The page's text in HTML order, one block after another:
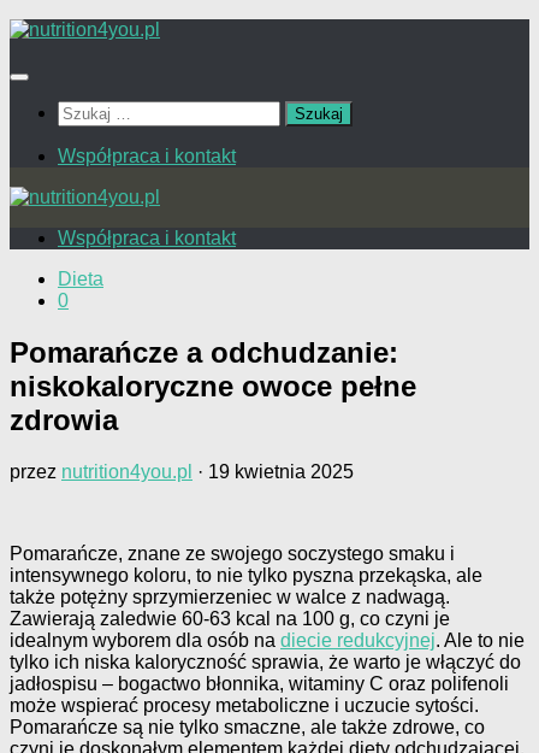
Przejdź
treści
Szukaj:
Współpraca i kontakt
Współpraca i kontakt
Dieta
0
Pomarańcze a odchudzanie:
niskokaloryczne owoce pełne
zdrowia
przez nutrition4you.pl · 19 kwietnia 2025
Pomarańcze, znane ze swojego soczystego smaku i
intensywnego koloru, to nie tylko pyszna przekąska, ale
także potężny sprzymierzeniec w walce z nadwagą.
Zawierają zaledwie 60-63 kcal na 100 g, co czyni je
idealnym wyborem dla osób na diecie redukcyjnej. Ale to nie
tylko ich niska kaloryczność sprawia, że warto je włączyć do
jadłospisu – bogactwo błonnika, witaminy C oraz polifenoli
może wspierać procesy metaboliczne i uczucie sytości.
Pomarańcze są nie tylko smaczne, ale także zdrowe, co
czyni je doskonałym elementem każdej diety odchudzającej.